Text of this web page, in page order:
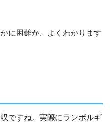
に困難か、よくわかります
ですね。実際にランボルギ